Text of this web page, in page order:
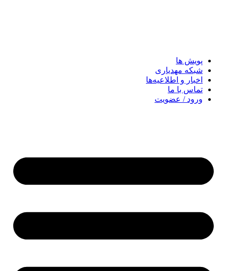
پویش ها
شبکه مهدیاری
اخبار و اطلاعیه‌ها
تماس با ما
ورود / عضویت